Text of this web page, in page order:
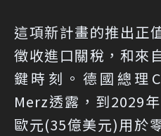
這項新計畫的推出正
徵收進口關稅，和來
鍵時刻。德國總理
Merz透露，到2029
歐元(35億美元)用於